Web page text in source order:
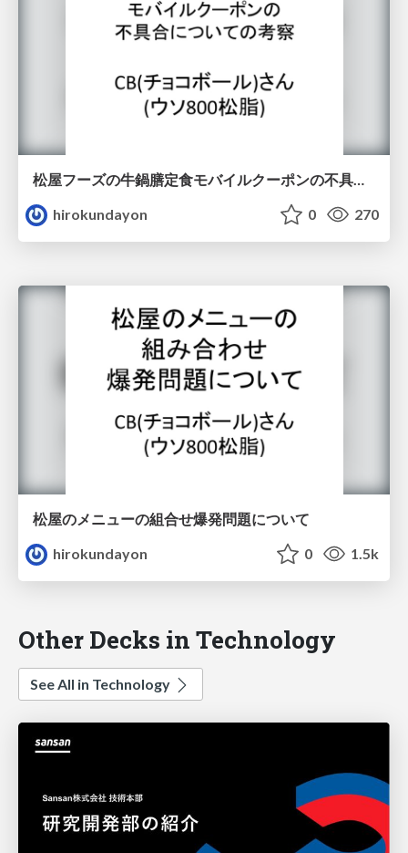
松屋フーズの牛鍋膳定食モバイルクーポンの不具合についての考察
hirokundayon
0 270
松屋のメニューの組合せ爆発問題について
hirokundayon
0 1.5k
Other Decks in Technology
See All in Technology